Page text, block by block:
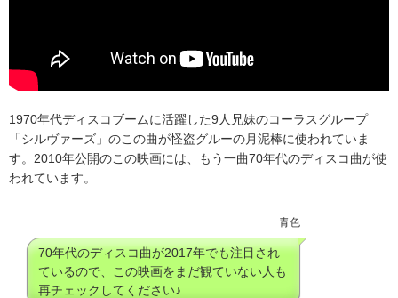
1970年代ディスコブームに活躍した9人兄妹のコーラスグループ
「シルヴァーズ」のこの曲が怪盗グルーの月泥棒に使われていま
す。2010年公開のこの映画には、もう一曲70年代のディスコ曲が使
われています。
青色
70年代のディスコ曲が2017年でも注目され
ているので、この映画をまだ観ていない人も
再チェックしてください♪